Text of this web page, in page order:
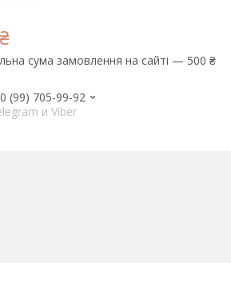
сума замовлення на сайті — 500 ₴
(99) 705-99-92
и Viber